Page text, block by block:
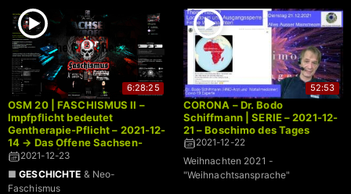
6:28:25
OSM 20 | FASCHISMUS II –
Impfpflicht bedeutet
Gentherapie-Pflicht – 2021-12-
14 → Das Offene Sachsen-
Mikrofon | LIVE
2021-12-23
■GESCHICHTE & Neo-
Faschismus
52:53
CORONA – Dr. Bodo
Schiffmann | SERIE – 2021-12-
21 – Boschimo des Tages
2021-12-22
Weihnachten 2021 -
"Weihnachtsansprache"